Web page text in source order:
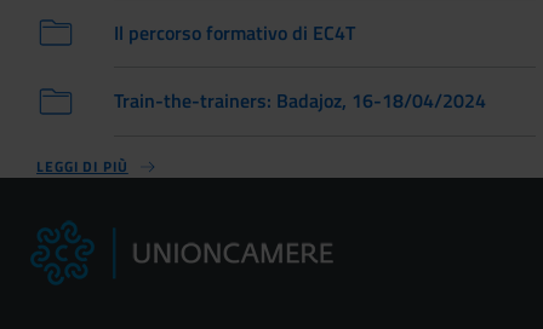
Il percorso formativo di EC4T
Train-the-trainers: Badajoz, 16-18/04/2024
LEGGI DI PIÙ